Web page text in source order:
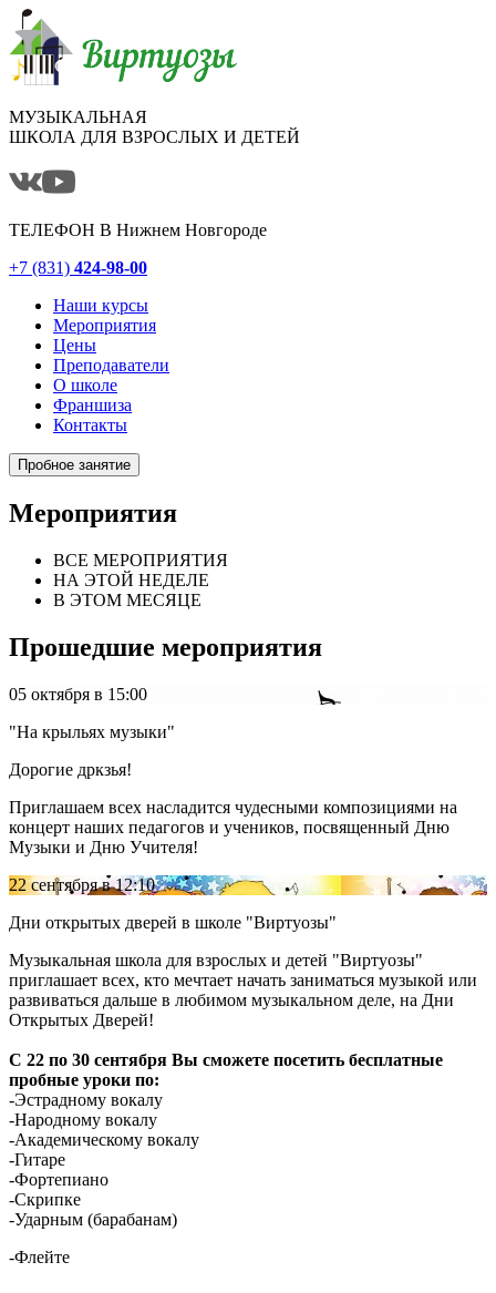
МУЗЫКАЛЬНАЯ
ШКОЛА ДЛЯ ВЗРОСЛЫХ И ДЕТЕЙ
ТЕЛЕФОН В Нижнем Новгороде
+7 (831) 424-98-00
Наши курсы
Мероприятия
Цены
Преподаватели
О школе
Франшиза
Контакты
Пробное занятие
Мероприятия
ВСЕ МЕРОПРИЯТИЯ
НА ЭТОЙ НЕДЕЛЕ
В ЭТОМ МЕСЯЦЕ
Прошедшие мероприятия
05 октября в 15:00
"На крыльях музыки"
Дорогие дркзья!
Приглашаем всех насладится чудесными композициями на
концерт наших педагогов и учеников, посвященный Дню
Музыки и Дню Учителя!
22 сентябряв 12:10
Дни открытых дверей в школе "Виртуозы"
Музыкальная школа для взрослых и детей "Виртуозы"
приглашает всех, кто мечтает начать заниматься музыкой или
развиваться дальше в любимом музыкальном деле, на Дни
Открытых Дверей!
С 22 по 30 сентября Вы сможете посетить бесплатные
пробные уроки по:
-Эстрадному вокалу
-Народному вокалу
-Академическому вокалу
-Гитаре
-Фортепиано
-Скрипке
-Ударным (барабанам)
-Флейте